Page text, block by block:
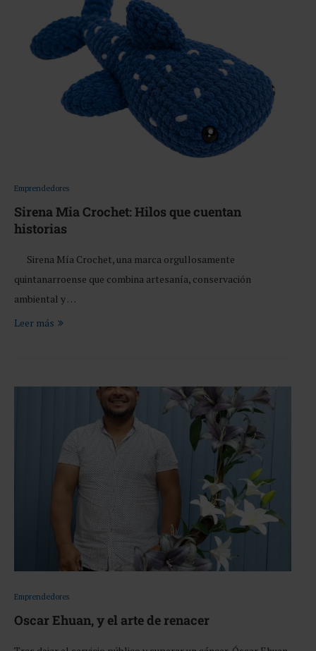
Emprendedores
Sirena Mia Crochet: Hilos que cuentan
historias
Sirena Mía Crochet, una marca orgullosamente
quintanarroense que combina artesanía, conservación
ambiental y …
Leer más
Emprendedores
Oscar Ehuan, y el arte de renacer